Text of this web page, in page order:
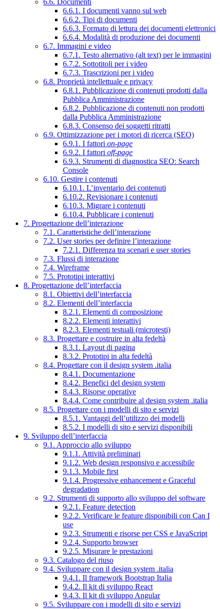
6.6.1. I documenti vanno sul web
6.6.2. Tipi di documenti
6.6.3. Formato di lettura dei documenti elettronici
6.6.4. Modalità di produzione dei documenti
6.7. Immagini e video
6.7.1. Testo alternativo (alt text) per le immagini
6.7.2. Sottotitoli per i video
6.7.3. Trascrizioni per i video
6.8. Proprietà intellettuale e privacy
6.8.1. Pubblicazione di contenuti prodotti dalla
Pubblica Amministrazione
6.8.2. Pubblicazione di contenuti non prodotti
dalla Pubblica Amministrazione
6.8.3. Consenso dei soggetti ritratti
6.9. Ottimizzazione per i motori di ricerca (SEO)
6.9.1. I fattori on-page
6.9.2. I fattori off-page
6.9.3. Strumenti di diagnostica SEO: Search
Console
6.10. Gestire i contenuti
6.10.1. L’inventario dei contenuti
6.10.2. Revisionare i contenuti
6.10.3. Migrare i contenuti
6.10.4. Pubblicare i contenuti
7. Progettazione dell’interazione
7.1. Caratteristiche dell’interazione
7.2. User stories per definire l’interazione
7.2.1. Differenza tra scenari e user stories
7.3. Flussi di interazione
7.4. Wireframe
7.5. Prototipi interattivi
8. Progettazione dell’interfaccia
8.1. Obiettivi dell’interfaccia
8.2. Elementi dell’interfaccia
8.2.1. Elementi di composizione
8.2.2. Elementi interattivi
8.2.3. Elementi testuali (microtesti)
8.3. Progettare e costruire in alta fedeltà
8.3.1. Layout di pagina
8.3.2. Prototipi in alta fedeltà
8.4. Progettare con il design system .italia
8.4.1. Documentazione
8.4.2. Benefici del design system
8.4.3. Risorse operative
8.4.4. Come contribuire al design system .italia
8.5. Progettare con i modelli di sito e servizi
8.5.1. Vantaggi dell’utilizzo dei modelli
8.5.2. I modelli di sito e servizi disponibili
9. Sviluppo dell’interfaccia
9.1. Approccio allo sviluppo
9.1.1. Attività preliminari
9.1.2. Web design responsivo e accessibile
9.1.3. Mobile first
9.1.4. Progressive enhancement e Graceful
degradation
9.2. Strumenti di supporto allo sviluppo del software
9.2.1. Feature detection
9.2.2. Verificare le feature disponibili con Can I
use
9.2.3. Strumenti e risorse per CSS e JavaScript
9.2.4. Supporto browser
9.2.5. Misurare le prestazioni
9.3. Catalogo del riuso
9.4. Sviluppare con il design system .italia
9.4.1. Il framework Bootstrap Italia
9.4.2. Il kit di sviluppo React
9.4.3. Il kit di sviluppo Angular
9.5. Sviluppare con i modelli di sito e servizi